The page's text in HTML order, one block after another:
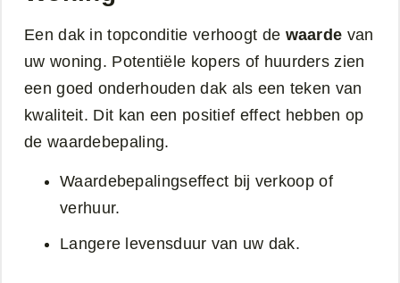
Een dak in topconditie verhoogt de waarde van
uw woning. Potentiële kopers of huurders zien
een goed onderhouden dak als een teken van
kwaliteit. Dit kan een positief effect hebben op
de waardebepaling.
Waardebepalingseffect bij verkoop of
verhuur.
Langere levensduur van uw dak.